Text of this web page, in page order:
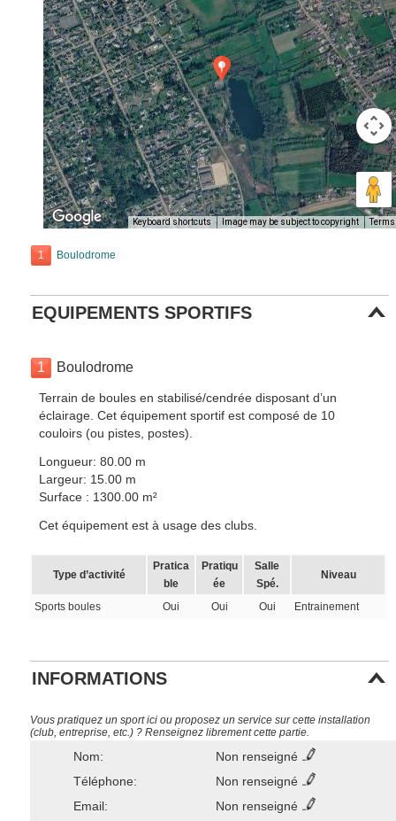
Keyboard shortcuts Image may be subject to copyright Terms
1 Boulodrome
EQUIPEMENTS SPORTIFS
1 Boulodrome
Terrain de boules en stabilisé/cendrée disposant d’un
éclairage. Cet équipement sportif est composé de 10
couloirs (ou pistes, postes).
Longueur: 80.00 m
Largeur: 15.00 m
Surface : 1300.00 m²
Cet équipement est à usage des clubs.
Type d’activité
Pratica
ble
Pratiqu
ée
Salle
Spé.
Niveau
Sports boules Oui Oui Oui Entrainement
INFORMATIONS
Vous pratiquez un sport ici ou proposez un service sur cette installation
(club, entreprise, etc.) ? Renseignez librement cette partie.
Nom:
Non renseigné
Téléphone:
Non renseigné
Email:
Non renseigné